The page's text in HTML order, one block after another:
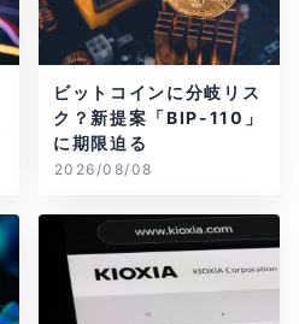
ビットコインに分岐リス
ク？新提案「BIP-110」
に期限迫る
2026/08/08